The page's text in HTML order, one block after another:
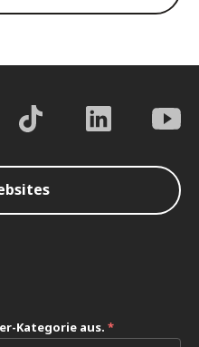
Kategorie aus. *